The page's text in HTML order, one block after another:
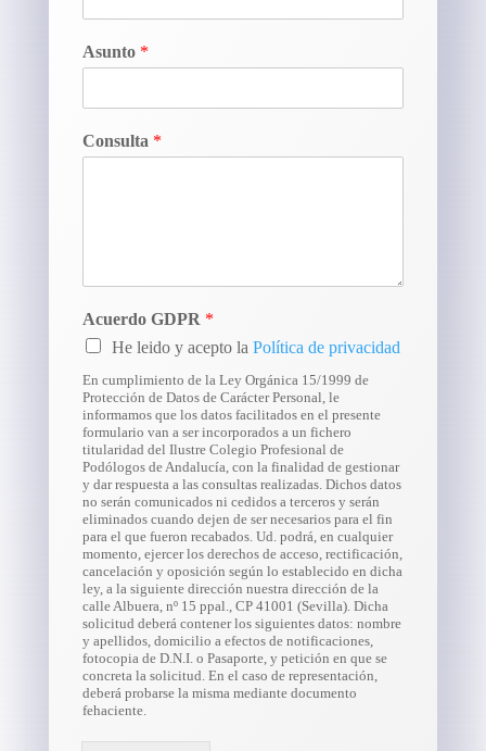
Asunto *
Consulta *
Acuerdo GDPR *
He leido y acepto la Política de privacidad
En cumplimiento de la Ley Orgánica 15/1999 de
Protección de Datos de Carácter Personal, le
informamos que los datos facilitados en el presente
formulario van a ser incorporados a un fichero
titularidad del Ilustre Colegio Profesional de
Podólogos de Andalucía, con la finalidad de gestionar
y dar respuesta a las consultas realizadas. Dichos datos
no serán comunicados ni cedidos a terceros y serán
eliminados cuando dejen de ser necesarios para el fin
para el que fueron recabados. Ud. podrá, en cualquier
momento, ejercer los derechos de acceso, rectificación,
cancelación y oposición según lo establecido en dicha
ley, a la siguiente dirección nuestra dirección de la
calle Albuera, nº 15 ppal., CP 41001 (Sevilla). Dicha
solicitud deberá contener los siguientes datos: nombre
y apellidos, domicilio a efectos de notificaciones,
fotocopia de D.N.I. o Pasaporte, y petición en que se
concreta la solicitud. En el caso de representación,
deberá probarse la misma mediante documento
fehaciente.